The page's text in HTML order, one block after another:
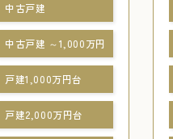
中古戸建
中古戸建 ～1,000万円
戸建1,000万円台
戸建2,000万円台